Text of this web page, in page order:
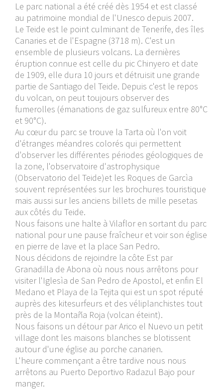
Le parc national a été créé dès 1954 et est classé
au patrimoine mondial de l'Unesco depuis 2007.
Le Teide est le point culminant de Tenerife, des îles
Canaries et de l'Espagne (3718 m). C'est un
ensemble de plusieurs volcans. La dernières
éruption connue est celle du pic Chinyero et date
de 1909, elle dura 10 jours et détruisit une grande
partie de Santiago del Teide. Depuis c'est le repos
du volcan, on peut toujours observer des
fumerolles (émanations de gaz sulfureux entre 80°C
et 90°C).
Au cœur du parc se trouve la Tarta où l'on voit
d'étranges méandres colorés qui permettent
d'observer les différentes périodes géologiques de
la zone, l'observatoire d'astrophysique
(Observatorio del Teide)et les Roques de Garcìa
souvent représentées sur les brochures touristique
mais aussi sur les anciens billets de mille pesetas
aux côtés du Teide.
Nous faisons une halte à Vilaflor en sortant du parc
national pour une pause fraîcheur et voir son église
en pierre de lave et la place San Pedro.
Nous décidons de rejoindre la côte Est par
Granadilla de Abona où nous nous arrêtons pour
visiter l'Iglesìa de San Pedro de Apostol, et enfin El
Medano et Playa de la Tejita qui est un spot réputé
auprès des kitesurfeurs et des véliplanchistes tout
près de la Montaña Roja (volcan éteint).
Nous faisons un détour par Arico el Nuevo un petit
village dont les maisons blanches se blotissent
autour d'une église au porche canarien.
L'heure commençant a être tardive nous nous
arrêtons au Puerto Deportivo Radazul Bajo pour
manger.